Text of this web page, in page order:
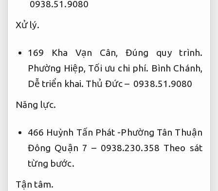
0938.51.9080
Xử lý.
169 Kha Vạn Cân,Đúng quy trình.
Phường Hiệp, Tối ưu chi phí. Bình Chánh,
Dễ triển khai. Thủ Đức – 0938.51.9080
Năng lực.
466 Huỳnh Tấn Phát -Phường Tân Thuận
Đông Quận 7 – 0938.230.358 Theo sát
từng bước.
Tận tâm.